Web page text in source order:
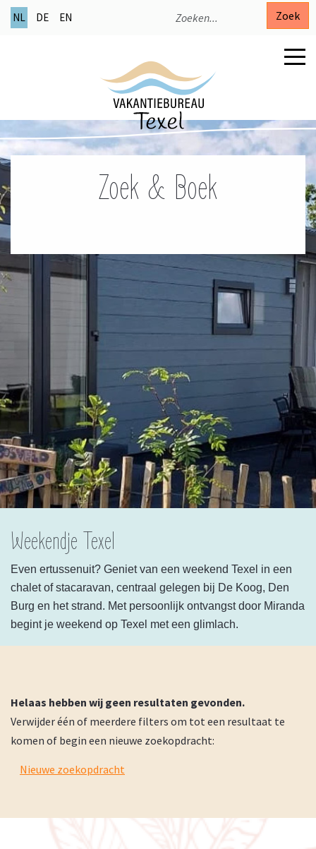
NL DE EN Zoek
Zoek & Boek
Weekendje Texel
Even ertussenuit? Geniet van een weekend Texel in een
chalet of stacaravan, centraal gelegen bij De Koog, Den
Burg en het strand. Met persoonlijk ontvangst door Miranda
begint je weekend op Texel met een glimlach.
Helaas hebben wij geen resultaten gevonden.
Verwijder één of meerdere filters om tot een resultaat te
komen of begin een nieuwe zoekopdracht:
Nieuwe zoekopdracht